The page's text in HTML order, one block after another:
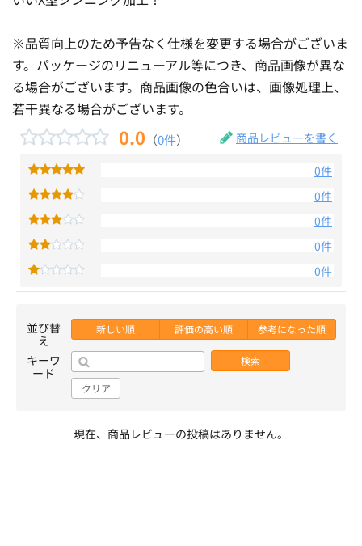
※品質向上のため予告なく仕様を変更する場合がございま
す。パッケージのリニューアル等につき、商品画像が異な
る場合がございます。商品画像の色合いは、画像処理上、
若干異なる場合がございます。
0.0 （0件） 商品レビューを書く
0件
0件
0件
0件
0件
並び替
え
新しい順 評価の高い順 参考になった順
キーワ
ード
検索
クリア
現在、商品レビューの投稿はありません。